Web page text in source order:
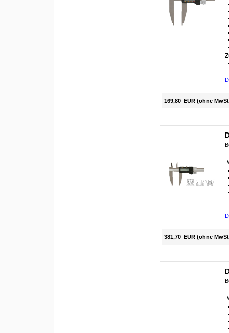
169,80 EUR (ohne
381,70 EUR (ohne